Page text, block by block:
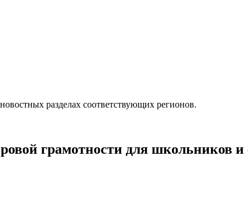
разделах соответствующих регионов.
грамотности для школьников и